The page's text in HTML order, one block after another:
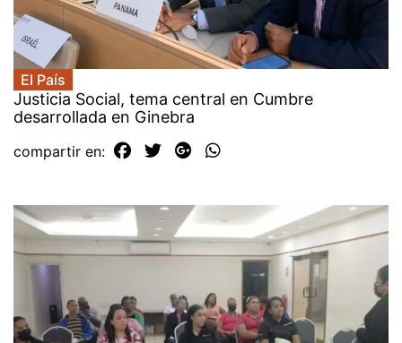
El País
Justicia Social, tema central en Cumbre
desarrollada en Ginebra
compartir en: